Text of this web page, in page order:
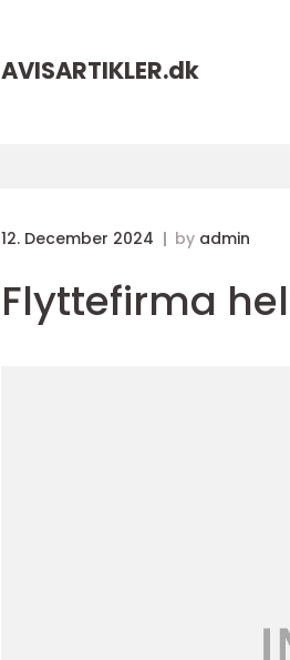
AVISARTIKLER.dk
12. December 2024 by admin
Flyttefirma